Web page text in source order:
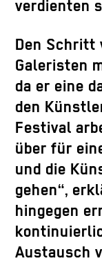
verdienten
Den Schritt
Galeristen
da er eine
den
Festival
über für
und die
gehen“,
hingegen
Austausch